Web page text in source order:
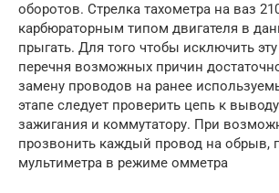
оборотов. Стрелка тахометра на ваз
карбюраторным типом двигателя в
прыгать. Для того чтобы исключить
перечня возможных причин
замену проводов на ранее
этапе следует проверить цепь к
зажигания и коммутатору. При
прозвонить каждый провод на обрыв,
мультиметра в режиме омметра